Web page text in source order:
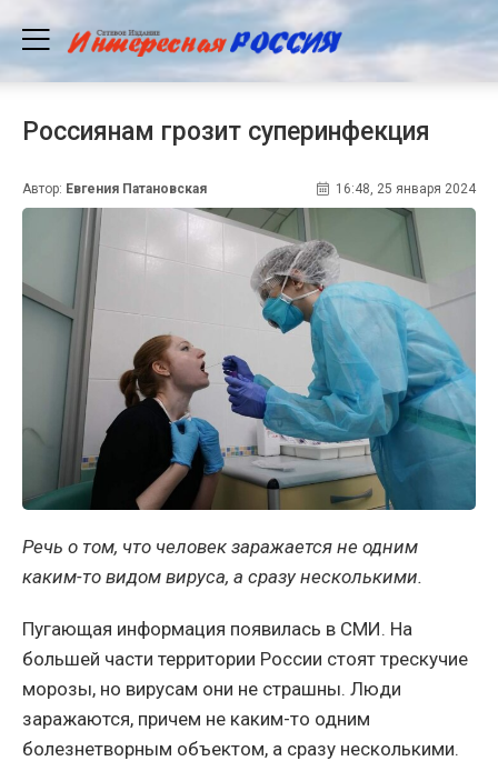
Россиянам грозит суперинфекция
Автор: Евгения Патановская 16:48, 25 января 2024
Речь о том, что человек заражается не одним
каким-то видом вируса, а сразу несколькими.
Пугающая информация появилась в СМИ. На
большей части территории России стоят трескучие
морозы, но вирусам они не страшны. Люди
заражаются, причем не каким-то одним
болезнетворным объектом, а сразу несколькими.